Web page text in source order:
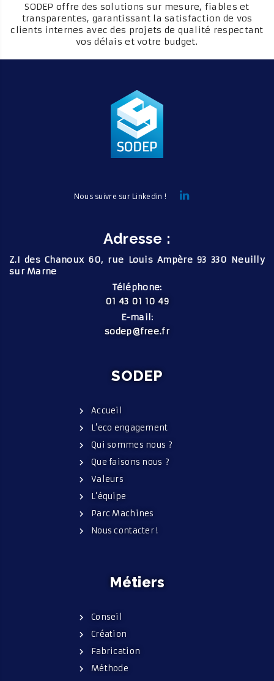
SODEP offre des solutions sur mesure, fiables et
transparentes, garantissant la satisfaction de vos
clients internes avec des projets de qualité respectant
vos délais et votre budget.
Nous suivre sur Linkedin !
Adresse :
Z.I des Chanoux 60, rue Louis Ampère93 330 Neuilly
sur Marne
Téléphone:
01 43 01 10 49
E-mail:
sodep@free.fr
SODEP
Accueil
L’eco engagement
Qui sommes nous ?
Que faisons nous ?
Valeurs
L’équipe
Parc Machines
Nous contacter !
Métiers
Conseil
Création
Fabrication
Méthode